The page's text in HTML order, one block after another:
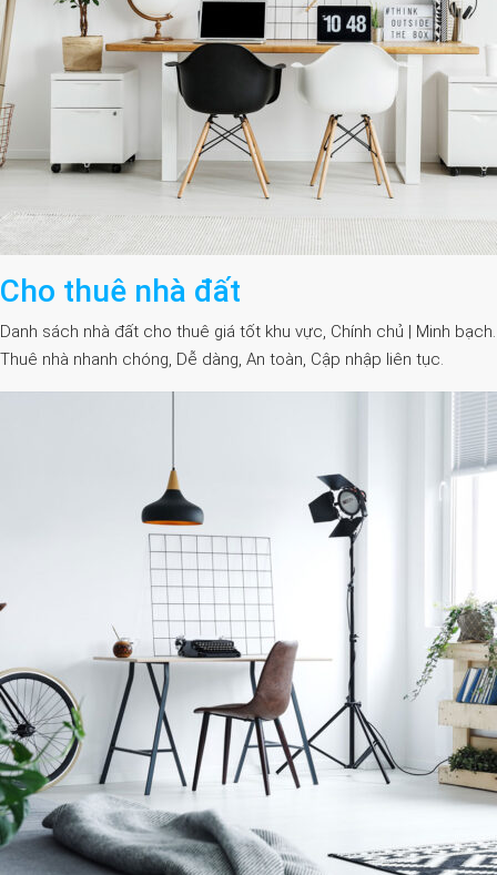
Cho thuê nhà đất
Danh sách nhà đất cho thuê giá tốt khu vực, Chính chủ | Minh bạch.
Thuê nhà nhanh chóng, Dễ dàng, An toàn, Cập nhập liên tục.